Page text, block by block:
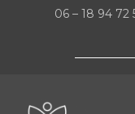
06 – 18 94 72